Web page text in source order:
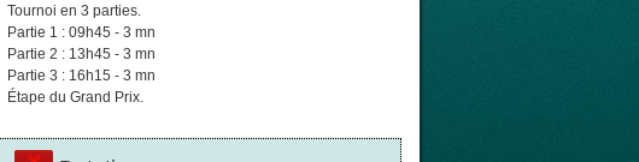
Tournoi en 3 parties.
Partie 1 : 09h45 - 3 mn
Partie 2 : 13h45 - 3 mn
Partie 3 : 16h15 - 3 mn
Étape du Grand Prix.